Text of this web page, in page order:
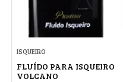
ISQUEIRO
FLUÍDO PARA ISQUEIRO
VOLCANO